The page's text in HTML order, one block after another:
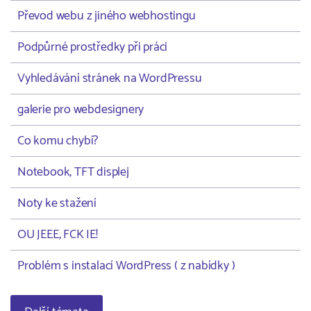
Převod webu z jiného webhostingu
Podpůrné prostředky při práci
Vyhledávání stránek na WordPressu
galerie pro webdesignery
Co komu chybí?
Notebook, TFT displej
Noty ke stažení
OU JEEE, FCK IE!
Problém s instalací WordPress ( z nabídky )